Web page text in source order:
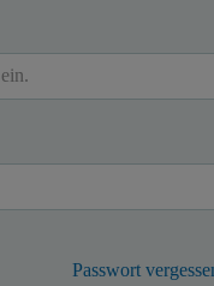
Passwort